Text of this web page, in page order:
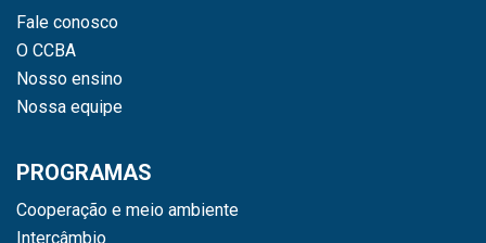
Fale conosco
O CCBA
Nosso ensino
Nossa equipe
PROGRAMAS
Cooperação e meio ambiente
Intercâmbio